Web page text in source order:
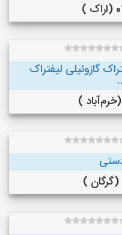
)
گازوئیلی لیفتراک